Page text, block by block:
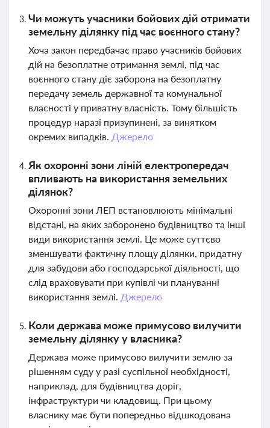
Чи можуть учасники бойових дій отримати
земельну ділянку під час воєнного стану?
Хоча закон передбачає право учасників бойових
дій на безоплатне отримання землі, під час
воєнного стану діє заборона на безоплатну
передачу земель державної та комунальної
власності у приватну власність. Тому більшість
процедур наразі призупинені, за винятком
окремих випадків. Джерело
Як охоронні зони ліній електропередач
впливають на використання земельних
ділянок?
Охоронні зони ЛЕП встановлюють мінімальні
відстані, на яких заборонено будівництво та інші
види використання землі. Це може суттєво
зменшувати фактичну площу ділянки, придатну
для забудови або господарської діяльності, що
слід враховувати при купівлі чи плануванні
використання землі. Джерело
Коли держава може примусово вилучити
земельну ділянку у власника?
Держава може примусово вилучити землю за
рішенням суду у разі суспільної необхідності,
наприклад, для будівництва доріг,
інфраструктури чи кладовищ. При цьому
власнику має бути попередньо відшкодована